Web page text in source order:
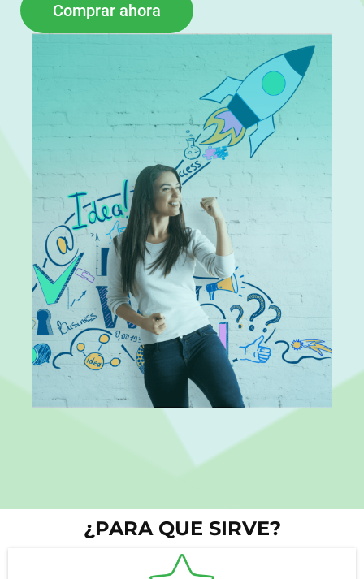
Comprar ahora
¿PARA QUE SIRVE?